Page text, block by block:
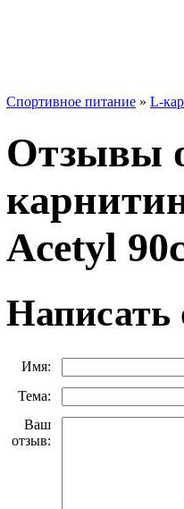
Спортивное питание » L-
Отзывы
Acetyl
Написать
Имя:
Тема:
Ваш
отзыв: